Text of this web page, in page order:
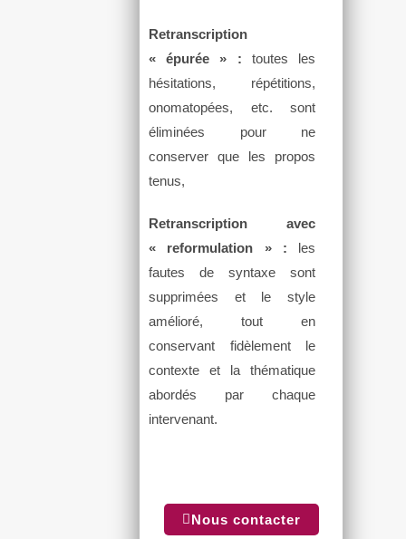
Retranscription
« épurée » : toutes les
hésitations, répétitions,
onomatopées, etc. sont
éliminées pour ne
conserver que les propos
tenus,
Retranscription avec
« reformulation » : les
fautes de syntaxe sont
supprimées et le style
amélioré, tout en
conservant fidèlement le
contexte et la thématique
abordés par chaque
intervenant.
Nous contacter